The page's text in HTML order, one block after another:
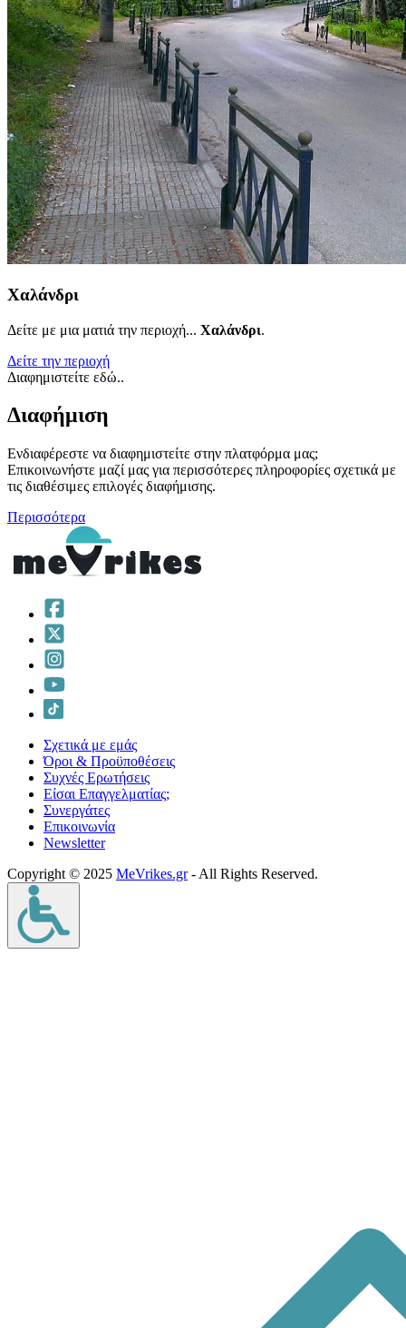
Χαλάνδρι
Δείτε με μια ματιά την περιοχή... Χαλάνδρι.
Δείτε την περιοχή
Διαφημιστείτε εδώ..
Διαφήμιση
Ενδιαφέρεστε να διαφημιστείτε στην πλατφόρμα μας;
Επικοινωνήστε μαζί μας για περισσότερες πληροφορίες σχετικά με
τις διαθέσιμες επιλογές διαφήμισης.
Περισσότερα
Σχετικά με εμάς
Όροι & Προϋποθέσεις
Συχνές Ερωτήσεις
Είσαι Επαγγελματίας;
Συνεργάτες
Επικοινωνία
Νewsletter
Copyright © 2025 MeVrikes.gr- All Rights Reserved.